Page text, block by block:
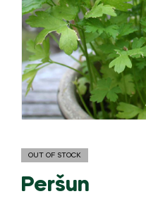
OUT OF STOCK
Peršun